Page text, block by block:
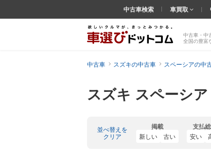
スズキ スペーシ
中古車・中
全国の豊富
中古車検索 車買取
中古車 スズキの中古車 スペーシアの中
並べ替えを
クリア
掲載
新しい 古い
支払
安い